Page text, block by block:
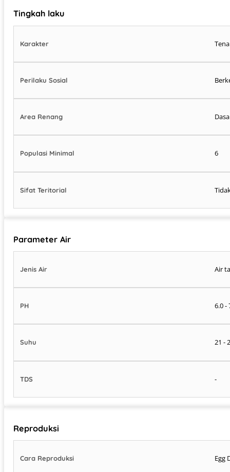
Tingkah laku
Karakter
Perilaku Sosial
Area Renang
Populasi Minimal 6
Sifat Teritorial
Parameter Air
Jenis Air Air
PH 6.0 -
Suhu 21 -
TDS -
Reproduksi
Cara Reproduksi Egg